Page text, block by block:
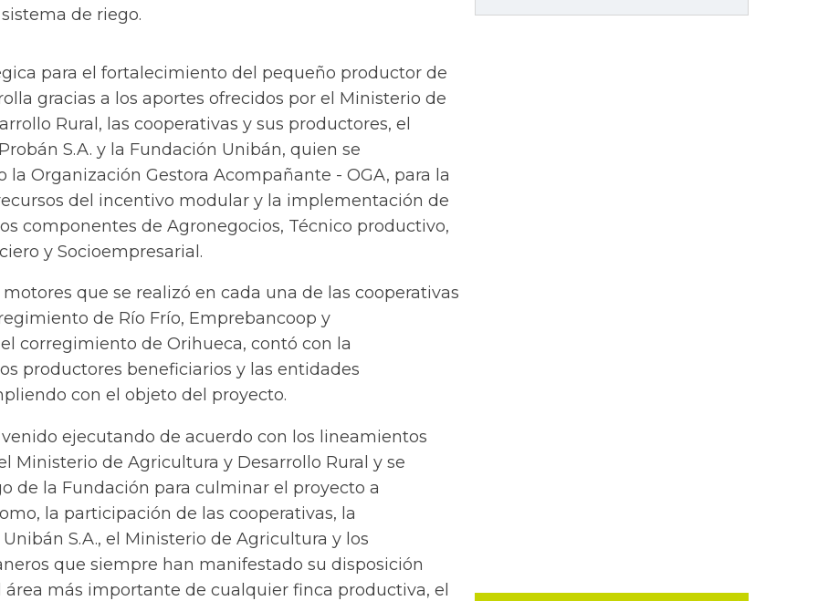
de riego.
para el fortalecimiento del pequeño productor de
gracias a los aportes ofrecidos por el Ministerio de
Rural, las cooperativas y sus productores, el
S.A. y la Fundación Unibán, quien se
la Organización Gestora Acompañante - OGA, para la
del incentivo modular y la implementación de
componentes de Agronegocios, Técnico productivo,
y Socioempresarial.
que se realizó en cada una de las cooperativas
de Río Frío, Emprebancoop y
corregimiento de Orihueca, contó con la
productores beneficiarios y las entidades
con el objeto del proyecto.
ejecutando de acuerdo con los lineamientos
Ministerio de Agricultura y Desarrollo Rural y se
de la Fundación para culminar el proyecto a
la participación de las cooperativas, la
S.A., el Ministerio de Agricultura y los
que siempre han manifestado su disposición
área más importante de cualquier finca productiva, el